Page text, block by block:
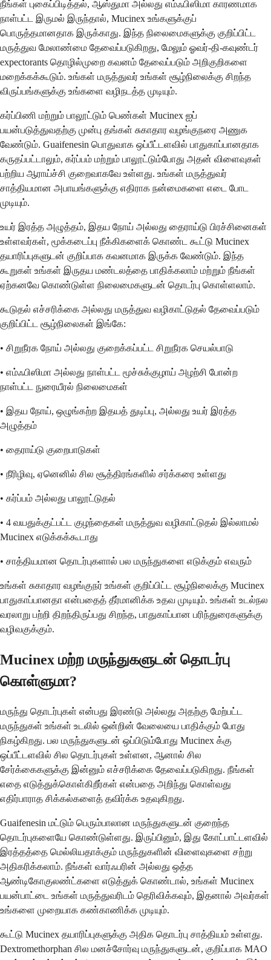
நீங்கள் புகைப்பிடித்தல், ஆஸ்துமா அல்லது எம்ஃபிஸிமா காரணமாக
நாள்பட்ட இருமல் இருந்தால், Mucinex உங்களுக்குப்
பொருத்தமானதாக இருக்காது. இந்த நிலைமைகளுக்கு குறிப்பிட்ட
மருத்துவ மேலாண்மை தேவைப்படுகிறது, மேலும் ஓவர்-தி-கவுண்டர்
expectorants தொழில்முறை கவனம் தேவைப்படும் அறிகுறிகளை
மறைக்கக்கூடும். உங்கள் மருத்துவர் உங்கள் சூழ்நிலைக்கு சிறந்த
விருப்பங்களுக்கு உங்களை வழிநடத்த முடியும்.
கர்ப்பிணி மற்றும் பாலூட்டும் பெண்கள் Mucinex ஐப்
பயன்படுத்துவதற்கு முன்பு தங்கள் சுகாதார வழங்குநரை அணுக
வேண்டும். Guaifenesin பொதுவாக ஒப்பீட்டளவில் பாதுகாப்பானதாக
கருதப்பட்டாலும், கர்ப்பம் மற்றும் பாலூட்டும்போது அதன் விளைவுகள்
பற்றிய ஆராய்ச்சி குறைவாகவே உள்ளது. உங்கள் மருத்துவர்
சாத்தியமான அபாயங்களுக்கு எதிராக நன்மைகளை எடை போட
முடியும்.
உயர் இரத்த அழுத்தம், இதய நோய் அல்லது தைராய்டு பிரச்சினைகள்
உள்ளவர்கள், மூக்கடைப்பு நீக்கிகளைக் கொண்ட கூட்டு Mucinex
தயாரிப்புகளுடன் குறிப்பாக கவனமாக இருக்க வேண்டும். இந்த
கூறுகள் உங்கள் இருதய மண்டலத்தை பாதிக்கலாம் மற்றும் நீங்கள்
ஏற்கனவே கொண்டுள்ள நிலைமைகளுடன் தொடர்பு கொள்ளலாம்.
கூடுதல் எச்சரிக்கை அல்லது மருத்துவ வழிகாட்டுதல் தேவைப்படும்
குறிப்பிட்ட சூழ்நிலைகள் இங்கே:
• சிறுநீரக நோய் அல்லது குறைக்கப்பட்ட சிறுநீரக செயல்பாடு
• எம்ஃபிஸிமா அல்லது நாள்பட்ட மூச்சுக்குழாய் அழற்சி போன்ற
நாள்பட்ட நுரையீரல் நிலைமைகள்
• இதய நோய், ஒழுங்கற்ற இதயத் துடிப்பு, அல்லது உயர் இரத்த
அழுத்தம்
• தைராய்டு குறைபாடுகள்
• நீரிழிவு, ஏனெனில் சில சூத்திரங்களில் சர்க்கரை உள்ளது
• கர்ப்பம் அல்லது பாலூட்டுதல்
• 4 வயதுக்குட்பட்ட குழந்தைகள் மருத்துவ வழிகாட்டுதல் இல்லாமல்
Mucinex எடுக்கக்கூடாது
• சாத்தியமான தொடர்புகளால் பல மருந்துகளை எடுக்கும் எவரும்
உங்கள் சுகாதார வழங்குநர் உங்கள் குறிப்பிட்ட சூழ்நிலைக்கு Mucinex
பாதுகாப்பானதா என்பதைத் தீர்மானிக்க உதவ முடியும். உங்கள் உடல்நல
வரலாறு பற்றி திறந்திருப்பது சிறந்த, பாதுகாப்பான பரிந்துரைகளுக்கு
வழிவகுக்கும்.
Mucinex மற்ற மருந்துகளுடன் தொடர்பு
கொள்ளுமா?
மருந்து தொடர்புகள் என்பது இரண்டு அல்லது அதற்கு மேற்பட்ட
மருந்துகள் உங்கள் உடலில் ஒன்றின் வேலையை பாதிக்கும் போது
நிகழ்கிறது. பல மருந்துகளுடன் ஒப்பிடும்போது Mucinex க்கு
ஒப்பீட்டளவில் சில தொடர்புகள் உள்ளன, ஆனால் சில
சேர்க்கைகளுக்கு இன்னும் எச்சரிக்கை தேவைப்படுகிறது. நீங்கள்
எதை எடுத்துக்கொள்கிறீர்கள் என்பதை அறிந்து கொள்வது
எதிர்பாராத சிக்கல்களைத் தவிர்க்க உதவுகிறது.
Guaifenesin மட்டும் பெரும்பாலான மருந்துகளுடன் குறைந்த
தொடர்புகளையே கொண்டுள்ளது. இருப்பினும், இது கோட்பாட்டளவில்
இரத்தத்தை மெல்லியதாக்கும் மருந்துகளின் விளைவுகளை சற்று
அதிகரிக்கலாம். நீங்கள் வார்ஃபரின் அல்லது ஒத்த
ஆண்டிகோகுலண்ட்களை எடுத்துக் கொண்டால், உங்கள் Mucinex
பயன்பாட்டை உங்கள் மருத்துவரிடம் தெரிவிக்கவும், இதனால் அவர்கள்
உங்களை முறையாக கண்காணிக்க முடியும்.
கூட்டு Mucinex தயாரிப்புகளுக்கு அதிக தொடர்பு சாத்தியம் உள்ளது.
Dextromethorphan சில மனச்சோர்வு மருந்துகளுடன், குறிப்பாக MAO